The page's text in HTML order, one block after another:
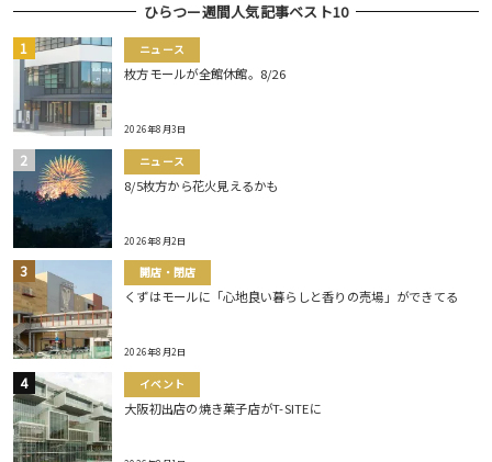
ひらつー週間人気記事ベスト10
ニュース
枚方モールが全館休館。8/26
2026年8月3日
ニュース
8/5枚方から花火見えるかも
2026年8月2日
開店・閉店
くずはモールに「心地良い暮らしと香りの売場」ができてる
2026年8月2日
イベント
大阪初出店の焼き菓子店がT-SITEに